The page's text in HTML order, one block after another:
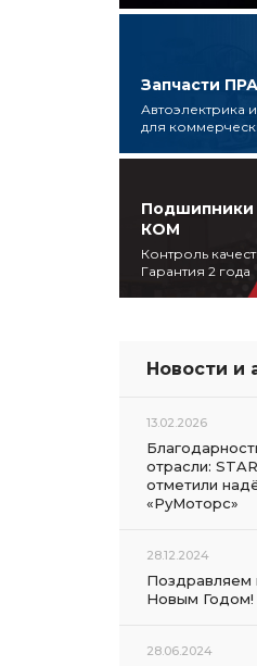
Запчасти
Автоэлектрика
для
Подшипники
КОМ
Контроль
Гарантия 2 года
Новости и
13.02.2026
отрасли:
отметили
«РуМоторс»
28.12.2024
Поздравляем
Новым Годом!
28.06.2024